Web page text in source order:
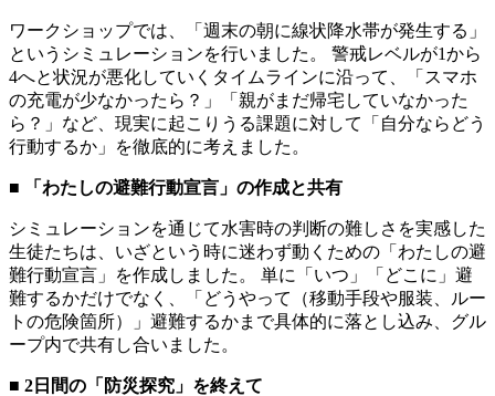
ワークショップでは、「週末の朝に線状降水帯が発生する」
というシミュレーションを行いました。 警戒レベルが1から
4へと状況が悪化していくタイムラインに沿って、「スマホ
の充電が少なかったら？」「親がまだ帰宅していなかった
ら？」など、現実に起こりうる課題に対して「自分ならどう
行動するか」を徹底的に考えました。
■ 「わたしの避難行動宣言」の作成と共有
シミュレーションを通じて水害時の判断の難しさを実感した
生徒たちは、いざという時に迷わず動くための「わたしの避
難行動宣言」を作成しました。 単に「いつ」「どこに」避
難するかだけでなく、「どうやって（移動手段や服装、ルー
トの危険箇所）」避難するかまで具体的に落とし込み、グル
ープ内で共有し合いました。
■ 2 日間の「防災探究」を終えて